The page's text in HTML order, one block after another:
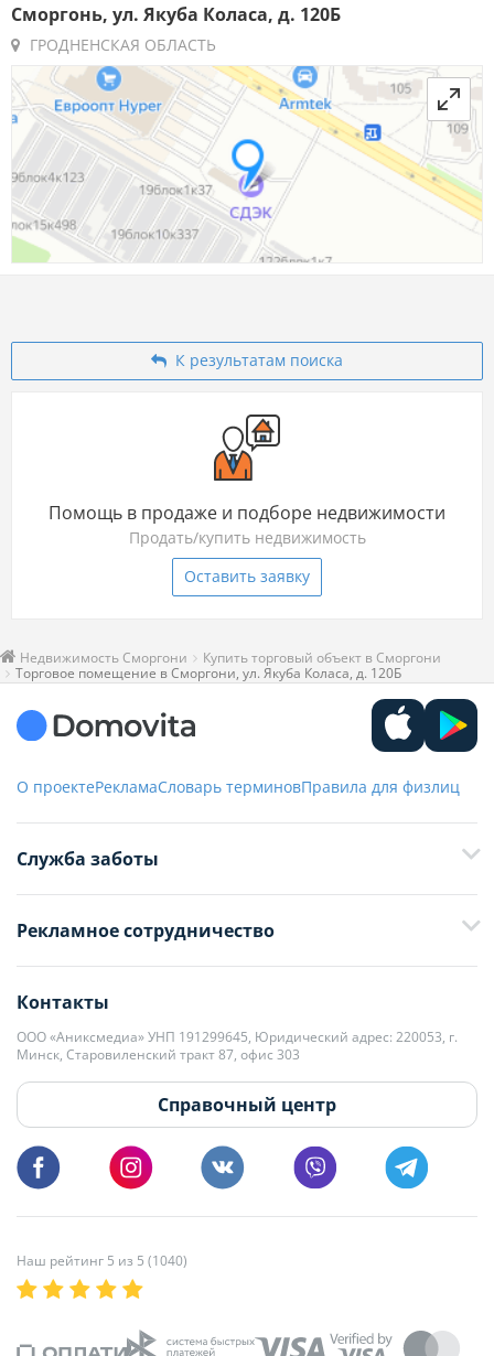
Сморгонь, ул. Якуба Коласа, д. 120Б
ГРОДНЕНСКАЯ ОБЛАСТЬ
К результатам поиска
Помощь в продаже и подборе недвижимости
Продать/купить недвижимость
Оставить заявку
Недвижимость Сморгони
Купить торговый объект в Сморгони
Торговое помещение в Сморгони, ул. Якуба Коласа, д. 120Б
О проектеРекламаСловарь терминовПравила для физлиц
Служба заботы
+375 29 376-13-70
+375 33 376-13-70
editor@domovita.by
Мы принимаем звонки и отвечаем на письма в будние дни с 9:00 до
18:00.
Рекламное сотрудничество
+375 29 563-15-61 Кристина Филюта
kb@domovita.by
+375 29 179-11-28 Владислав Гладченко
vg@domovita.by
Пишите и звоните нам в будние дни с 8:00 до 20:00.
Контакты
ООО «Аниксмедиа» УНП 191299645, Юридический адрес: 220053, г.
Минск, Старовиленский тракт 87, офис 303
Справочный центр
Наш рейтинг 5 из 5 (1040)